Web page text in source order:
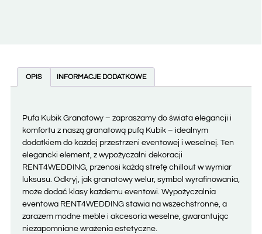
OPIS INFORMACJE DODATKOWE
Pufa Kubik Granatowy – zapraszamy do świata elegancji i
komfortu z naszą granatową pufą Kubik – idealnym
dodatkiem do każdej przestrzeni eventowej i weselnej. Ten
elegancki element, z wypożyczalni dekoracji
RENT4WEDDING, przenosi każdą strefę chillout w wymiar
luksusu. Odkryj, jak granatowy welur, symbol wyrafinowania,
może dodać klasy każdemu eventowi. Wypożyczalnia
eventowa RENT4WEDDING stawia na wszechstronne, a
zarazem modne meble i akcesoria weselne, gwarantując
niezapomniane wrażenia estetyczne.